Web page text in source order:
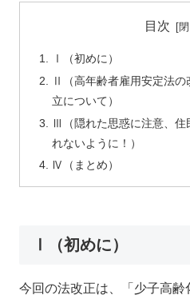
目次
Ⅰ（初めに）
Ⅱ（高年齢者雇用安定法の
立について）
Ⅲ（隠れた思惑に注意、住
れないように！）
Ⅳ（まとめ）
Ⅰ（初めに）
今回の法改正は、「少子高